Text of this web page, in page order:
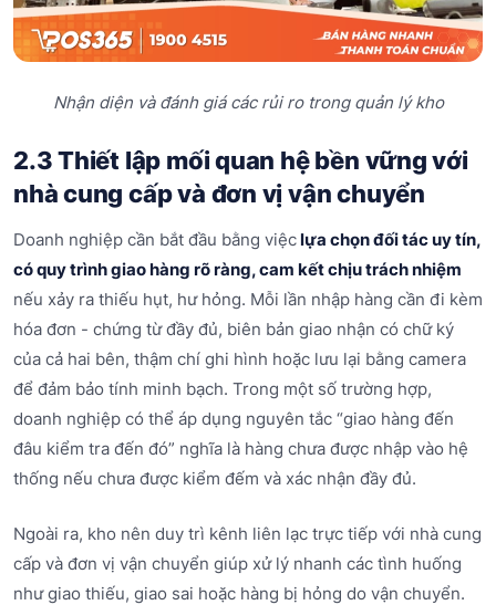
Nhận diện và đánh giá các rủi ro trong quản lý kho
2.3 Thiết lập mối quan hệ bền vững với
nhà cung cấp và đơn vị vận chuyển
Doanh nghiệp cần bắt đầu bằng việc lựa chọn đối tác uy tín,
có quy trình giao hàng rõ ràng, cam kết chịu trách nhiệm
nếu xảy ra thiếu hụt, hư hỏng. Mỗi lần nhập hàng cần đi kèm
hóa đơn - chứng từ đầy đủ, biên bản giao nhận có chữ ký
của cả hai bên, thậm chí ghi hình hoặc lưu lại bằng camera
để đảm bảo tính minh bạch. Trong một số trường hợp,
doanh nghiệp có thể áp dụng nguyên tắc “giao hàng đến
đâu kiểm tra đến đó” nghĩa là hàng chưa được nhập vào hệ
thống nếu chưa được kiểm đếm và xác nhận đầy đủ.
Ngoài ra, kho nên duy trì kênh liên lạc trực tiếp với nhà cung
cấp và đơn vị vận chuyển giúp xử lý nhanh các tình huống
như giao thiếu, giao sai hoặc hàng bị hỏng do vận chuyển.